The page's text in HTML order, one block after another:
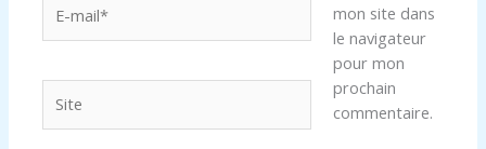
mail*
mon site dans
le navigateur
pour mon
prochain
commentaire.